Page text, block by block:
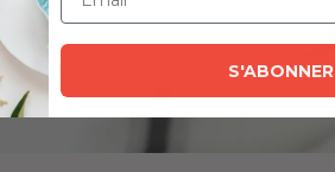
S'ABONNER